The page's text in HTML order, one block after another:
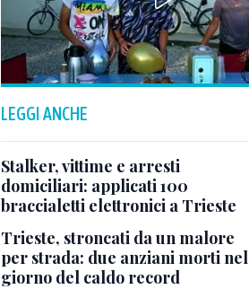
LEGGI ANCHE
Stalker, vittime e arresti
domiciliari: applicati 100
braccialetti elettronici a Trieste
Trieste, stroncati da un malore
per strada: due anziani morti nel
giorno del caldo record